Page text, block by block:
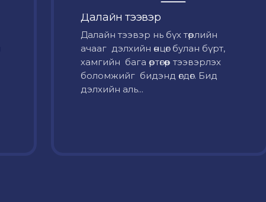
Далайн тээвэр
Далайн тээвэр нь бүх төрлийн
ачааг дэлхийн өнцөг булан бүрт,
хамгийн бага өртөгөөр тээвэрлэх
боломжийг бидэнд өгдөг. Бид
дэлхийн аль...